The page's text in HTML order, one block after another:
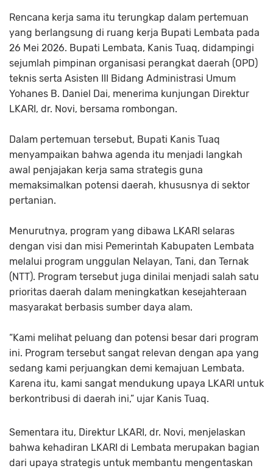
Rencana kerja sama itu terungkap dalam pertemuan
yang berlangsung di ruang kerja Bupati Lembata pada
26 Mei 2026. Bupati Lembata, Kanis Tuaq, didampingi
sejumlah pimpinan organisasi perangkat daerah (OPD)
teknis serta Asisten III Bidang Administrasi Umum
Yohanes B. Daniel Dai, menerima kunjungan Direktur
LKARI, dr. Novi, bersama rombongan.
Dalam pertemuan tersebut, Bupati Kanis Tuaq
menyampaikan bahwa agenda itu menjadi langkah
awal penjajakan kerja sama strategis guna
memaksimalkan potensi daerah, khususnya di sektor
pertanian.
Menurutnya, program yang dibawa LKARI selaras
dengan visi dan misi Pemerintah Kabupaten Lembata
melalui program unggulan Nelayan, Tani, dan Ternak
(NTT). Program tersebut juga dinilai menjadi salah satu
prioritas daerah dalam meningkatkan kesejahteraan
masyarakat berbasis sumber daya alam.
“Kami melihat peluang dan potensi besar dari program
ini. Program tersebut sangat relevan dengan apa yang
sedang kami perjuangkan demi kemajuan Lembata.
Karena itu, kami sangat mendukung upaya LKARI untuk
berkontribusi di daerah ini,” ujar Kanis Tuaq.
Sementara itu, Direktur LKARI, dr. Novi, menjelaskan
bahwa kehadiran LKARI di Lembata merupakan bagian
dari upaya strategis untuk membantu mengentaskan